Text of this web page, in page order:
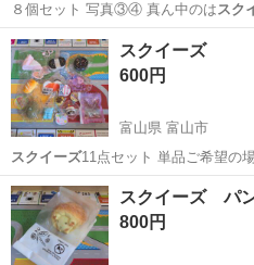
８個セット 写真③④ 真ん中のはスク
す 左のタコ…
茨城 水戸市 偕楽園駅
スクイーズ
600円
富山県 富山市
スクイーズ11点セット 単品ご希望の
富山 富山市 おもちゃ ス
スクイーズ パン
800円